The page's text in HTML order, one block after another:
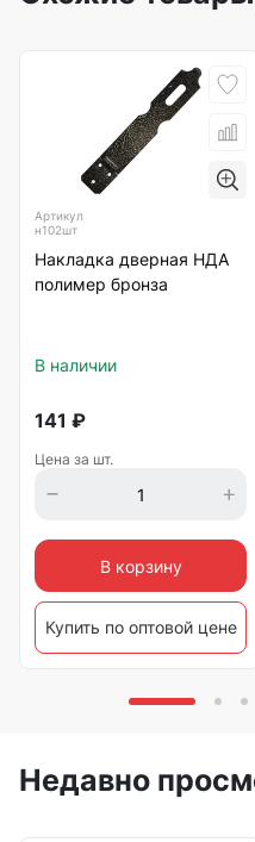
Артикул
н102шт
Накладка дверная НДА
полимер бронза
В наличии
141 ₽
Цена за шт.
В корзину
Купить по оптовой цене
Недавно